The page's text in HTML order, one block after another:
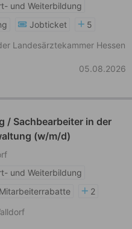
und Weiterbildung
Jobticket
5
Landesärztekammer Hessen
05.08.2026
/ Sachbearbeiter in der
(w/m/d)
und Weiterbildung
Mitarbeiterrabatte
2